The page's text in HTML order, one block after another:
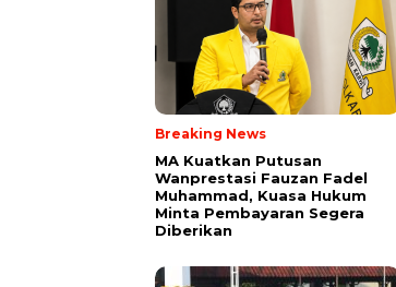
Breaking News
MA Kuatkan Putusan
Wanprestasi Fauzan Fadel
Muhammad, Kuasa Hukum
Minta Pembayaran Segera
Diberikan